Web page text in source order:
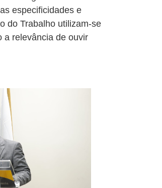
especificidades e
do Trabalho utilizam-se
a relevância de ouvir